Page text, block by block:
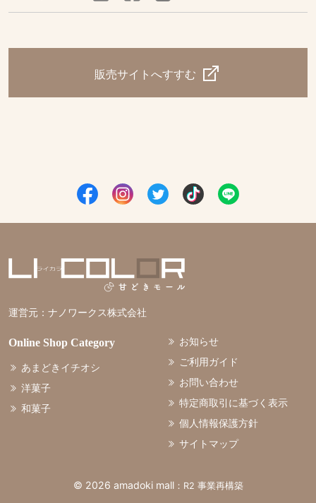
販売サイトへすすむ
運営元： ナノワークス株式会社
Online Shop Category
あまどきイチオシ
洋菓子
和菓子
お知らせ
ご利用ガイド
お問い合わせ
特定商取引に基づく表示
個人情報保護方針
サイトマップ
© 2026 amadoki mall ：R2 事業再構築